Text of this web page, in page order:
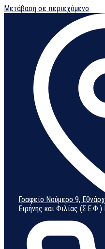
Μετάβαση σε περιεχόμενο
Γραφείο Νούμερο 9,
Ειρήνης και Φιλίας